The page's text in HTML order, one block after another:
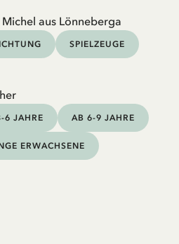
aus Lönneberga
SPIELZEUGE
6 JAHRE AB 6-9 JAHRE
ERWACHSENE